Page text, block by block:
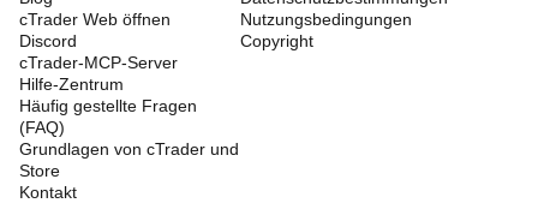
cTrader Web öffnen
Discord
cTrader-MCP-Server
Hilfe-Zentrum
Häufig gestellte Fragen
(FAQ)
Grundlagen von cTrader und
Store
Kontakt
Nutzungsbedingungen
Copyright